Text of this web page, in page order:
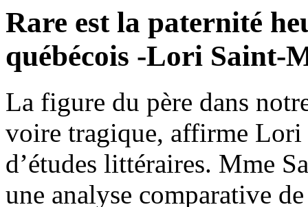
Rare est la paternité
québécois -Lori Saint-
La figure du père dans
voire tragique, affirme
d’études littéraires. Mme
une analyse comparative